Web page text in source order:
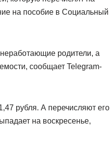
на пособие в Социальный
родители, а
сообщает Telegram-
рубля. А перечисляют его
на воскресенье,